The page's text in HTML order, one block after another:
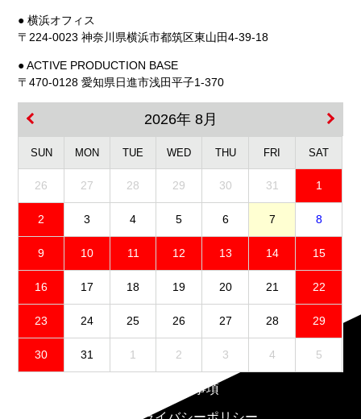
● 横浜オフィス
〒224-0023 神奈川県横浜市都筑区東山田4-39-18
● ACTIVE PRODUCTION BASE
〒470-0128 愛知県日進市浅田平子1-370
2026年 8月
SUN MON TUE WED THU FRI SAT
26 27 28 29 30 31 1
2 3 4 5 6 7 8
9 10 11 12 13 14 15
16 17 18 19 20 21 22
23 24 25 26 27 28 29
30 31 1 2 3 4 5
免責事項